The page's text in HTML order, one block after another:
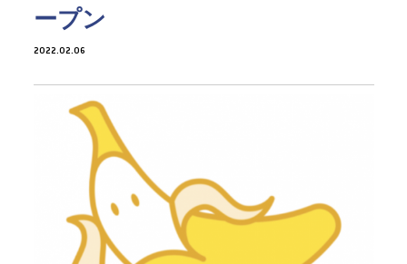
ープン
2022.02.06